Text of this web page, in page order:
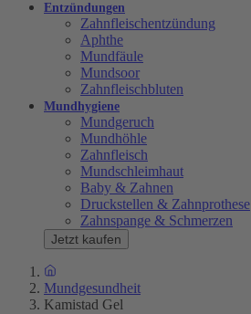
Entzündungen
Zahnfleischentzündung
Aphthe
Mundfäule
Mundsoor
Zahnfleischbluten
Mundhygiene
Mundgeruch
Mundhöhle
Zahnfleisch
Mundschleimhaut
Baby & Zahnen
Druckstellen & Zahnprothese
Zahnspange & Schmerzen
Jetzt kaufen
Mundgesundheit
Kamistad Gel